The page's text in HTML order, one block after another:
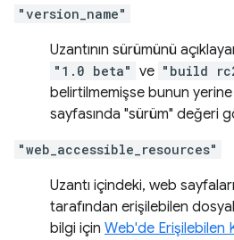
"version_name"
Uzantının sürümünü
"1.0 beta" ve "build
belirtilmemişse bunun
sayfasında "sürüm" değeri
"web_accessible_resources"
Uzantı içindeki, web
tarafından erişilebilen
bilgi için Web'de Erişilebilen